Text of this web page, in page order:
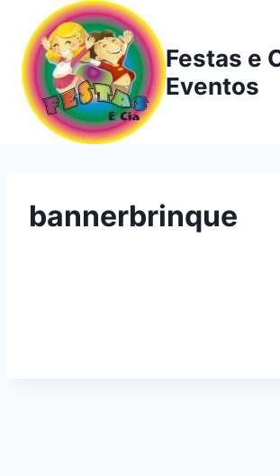
Festas e
Eventos
bannerbrinque